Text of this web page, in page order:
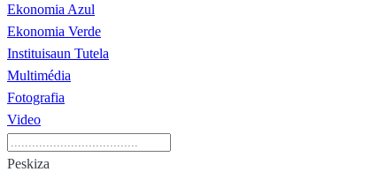
Ekonomia Azul
Ekonomia Verde
Instituisaun Tutela
Multimédia
Fotografia
Video
Peskiza